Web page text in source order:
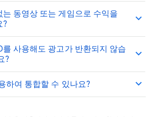
동영상 또는 게임으로 수익을
?
사용해도 광고가 반환되지 않습
?
하여 통합할 수 있나요?